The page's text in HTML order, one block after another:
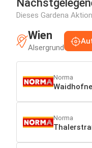
Dieses Gardena
Wien
Alsergrund
Norma
Norma